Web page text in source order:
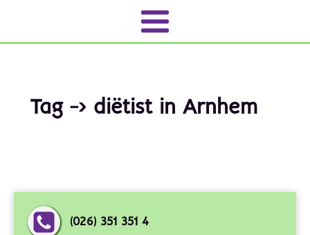
Tag -> diëtist in Arnhem
(026) 351 351 4